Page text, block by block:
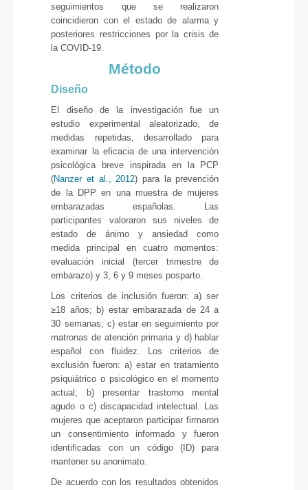
seguimientos que se realizaron
coincidieron con el estado de alarma y
posteriores restricciones por la crisis de
la COVID-19.
Método
Diseño
El diseño de la investigación fue un
estudio experimental aleatorizado, de
medidas repetidas, desarrollado para
examinar la eficacia de una intervención
psicológica breve inspirada en la PCP
(Nanzer et al., 2012) para la prevención
de la DPP en una muestra de mujeres
embarazadas españolas. Las
participantes valoraron sus niveles de
estado de ánimo y ansiedad como
medida principal en cuatro momentos:
evaluación inicial (tercer trimestre de
embarazo) y 3, 6 y 9 meses posparto.
Los criterios de inclusión fueron: a) ser
≥18 años; b) estar embarazada de 24 a
30 semanas; c) estar en seguimiento por
matronas de atención primaria y d) hablar
español con fluidez. Los criterios de
exclusión fueron: a) estar en tratamiento
psiquiátrico o psicológico en el momento
actual; b) presentar trastorno mental
agudo o c) discapacidad intelectual. Las
mujeres que aceptaron participar firmaron
un consentimiento informado y fueron
identificadas con un código (ID) para
mantener su anonimato.
De acuerdo con los resultados obtenidos